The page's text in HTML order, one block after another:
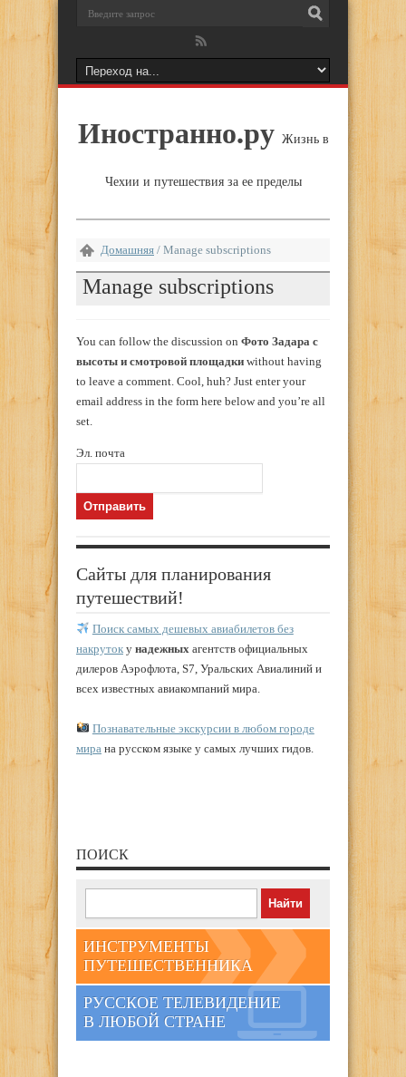
Иностранно.ру Жизнь в
Чехии и путешествия за ее пределы
Домашняя / Manage subscriptions
Manage subscriptions
You can follow the discussion on Фото Задара с
высоты и смотровой площадки without having
to leave a comment. Cool, huh? Just enter your
email address in the form here below and you’re all
set.
Эл. почта
Сайты для планирования
путешествий!
Поиск самых дешевых авиабилетов без
накруток у надежных агентств официальных
дилеров Аэрофлота, S7, Уральских Авиалиний и
всех известных авиакомпаний мира.
Познавательные экскурсии в любом городе
мира на русском языке у самых лучших гидов.
ПОИСК
ИНСТРУМЕНТЫ
ПУТЕШЕСТВЕННИКА
РУССКОЕ ТЕЛЕВИДЕНИЕ
В ЛЮБОЙ СТРАНЕ